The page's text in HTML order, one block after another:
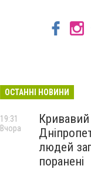
ОСТАННІ НОВИНИ
людей
поранені
19:31
Вчора